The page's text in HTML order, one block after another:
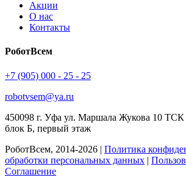
Акции
О нас
Контакты
РоботВсем
+7 (905) 000 - 25 - 25
robotvsem@ya.ru
450098 г. Уфа ул. Маршала Жукова 10
блок Б, первый этаж
РоботВсем, 2014-2026 | Политика
обработки персональных данных |
Соглашение